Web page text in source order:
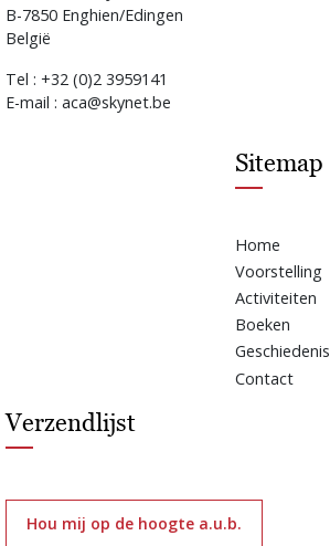
B-7850 Enghien/Edingen
België
Tel : +32 (0)2 3959141
E-mail : aca@skynet.be
Sitemap
Home
Voorstelling
Activiteiten
Boeken
Geschiedenis
Contact
Verzendlijst
Hou mij op de hoogte a.u.b.